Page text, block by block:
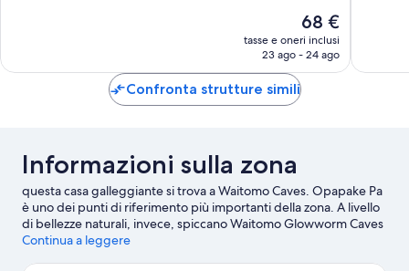
Il
prezzo
attuale
68 €
68 €
tasse e oneri inclusi
23 ago - 24 ago
Confronta strutture simili
Informazioni sulla zona
questa casa galleggiante si trova a Waitomo Caves. Opapake Pa
è uno dei punti di riferimento più importanti della zona. A livello
di bellezze naturali, invece, spiccano Waitomo Glowworm Caves
(Caverne) e Huipūtea Reserve.
Continua a leggere